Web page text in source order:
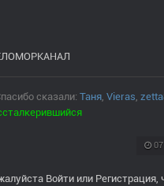
сказали: Таня, Vieras,
Войти или Регистрация,